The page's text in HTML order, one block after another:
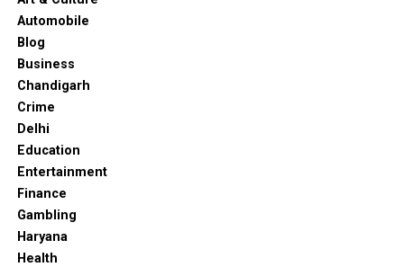
Automobile
Blog
Business
Chandigarh
Crime
Delhi
Education
Entertainment
Finance
Gambling
Haryana
Health